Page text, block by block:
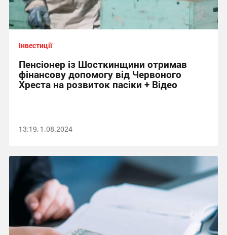
Інвестиції
Пенсіонер із Шосткинщини отримав
фінансову допомогу від Червоного
Хреста на розвиток пасіки + Відео
13:19, 1.08.2024